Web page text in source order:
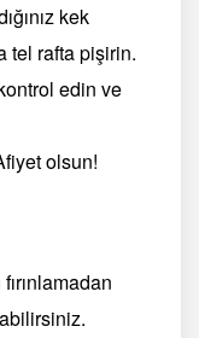
kek
tel rafta pişirin.
edin ve
olsun!